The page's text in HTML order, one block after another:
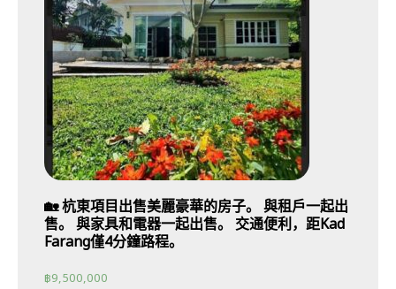
🏡 杭東項目出售美麗豪華的房子。 與租戶一起出
售。 與家具和電器一起出售。 交通便利，距Kad
Farang僅4分鐘路程。
฿9,500,000